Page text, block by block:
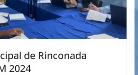
de Rinconada
2024